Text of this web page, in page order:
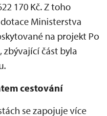
170 Kč. Z toho
Ministerstva
na projekt Po
zbývající část byla
cestování
se zapojuje více